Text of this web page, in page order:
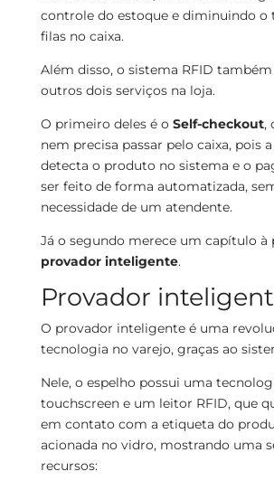
controle do estoque e diminuindo o
filas no caixa.
Além disso, o sistema RFID
outros dois serviços na loja.
O primeiro deles é o Self-checkout,
nem precisa passar pelo caixa, pois
detecta o produto no sistema e o
ser feito de forma automatizada,
necessidade de um atendente.
Já o segundo merece um capítulo à
provador inteligente.
Provador
O provador inteligente é uma
tecnologia no varejo, graças ao
Nele, o espelho possui uma
touchscreen e um leitor RFID, que
em contato com a etiqueta do
acionada no vidro, mostrando uma
recursos: